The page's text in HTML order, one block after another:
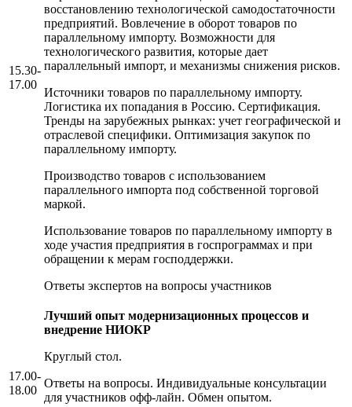
15.30-
17.00
восстановлению технологической самодостаточности
предприятий. Вовлечение в оборот товаров по
параллельному импорту. Возможности для
технологического развития, которые дает
параллельный импорт, и механизмы снижения рисков.
Источники товаров по параллельному импорту.
Логистика их попадания в Россию. Сертификация.
Тренды на зарубежных рынках: учет географической и
отраслевой специфики. Оптимизация закупок по
параллельному импорту.
Производство товаров с использованием
параллельного импорта под собственной торговой
маркой.
Использование товаров по параллельному импорту в
ходе участия предприятия в госпрограммах и при
обращении к мерам господдержки.
Ответы экспертов на вопросы участников
17.00-
18.00
Лучший опыт модернизационных процессов и
внедрение НИОКР
Круглый стол.
Ответы на вопросы. Индивидуальные консультации
для участников офф-лайн. Обмен опытом.